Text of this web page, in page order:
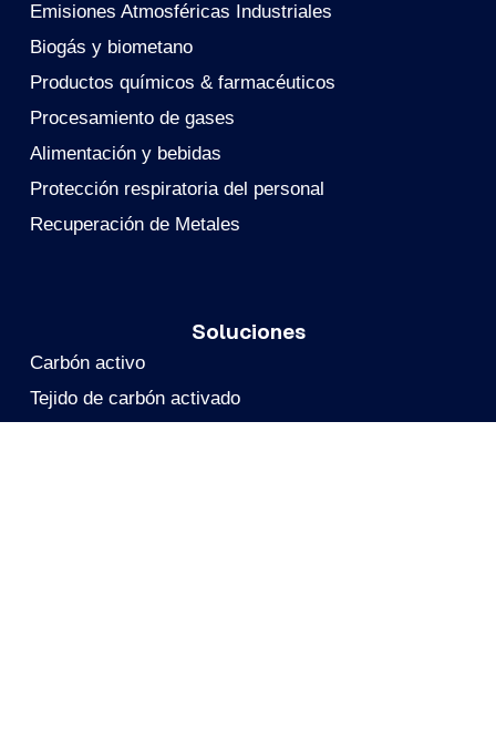
Emisiones Atmosféricas Industriales
Biogás y biometano
Productos químicos & farmacéuticos
Procesamiento de gases
Alimentación y bebidas
Protección respiratoria del personal
Recuperación de Metales
Soluciones
Carbón activo
Tejido de carbón activado